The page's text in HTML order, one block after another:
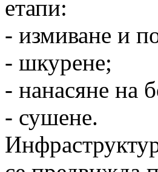
етапи:
- измиване и
- шкурене;
- нанасяне на
- сушене.